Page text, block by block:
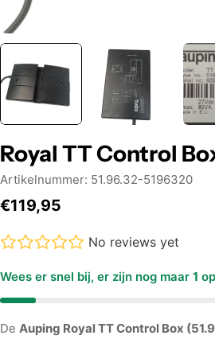
Royal TT Control
Artikelnummer: 51.96.32-5196320
Normale
€119,95
No reviews yet
Wees er snel bij, er zijn nog maar 1
De Auping Royal TT Control Box